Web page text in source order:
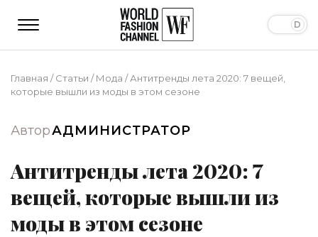
Главная /Статьи /Мода /Антитренды лета 2020: 7 вещей,
которые вышли из моды в этом сезоне
АвторАДМИНИСТРАТОР
Антитренды лета 2020: 7
вещей, которые вышли из
моды в этом сезоне